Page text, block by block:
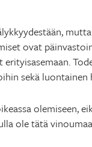
ovat
sekä
olemiseen,
ole tätä